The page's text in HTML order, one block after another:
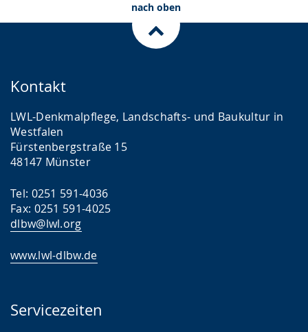
nach oben
Kontakt
LWL-Denkmalpflege, Landschafts- und Baukultur in
Westfalen
Fürstenbergstraße 15
48147 Münster
Tel: 0251 591-4036
Fax: 0251 591-4025
dlbw@lwl.org
www.lwl-dlbw.de
Servicezeiten